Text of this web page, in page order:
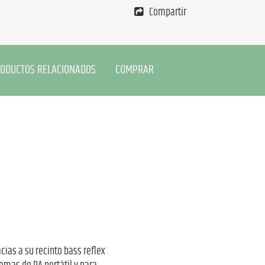
Compartir
RELACIONADOS COMPRAR
a su recinto bass reflex